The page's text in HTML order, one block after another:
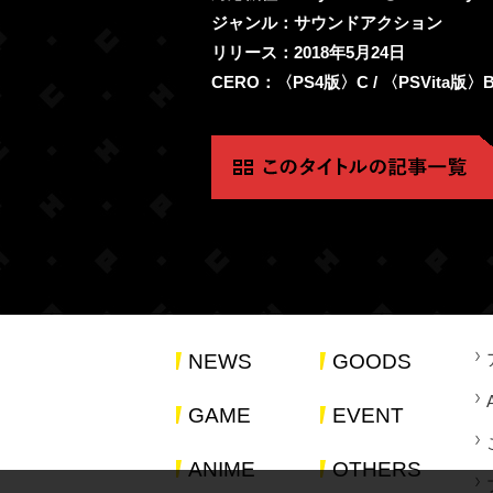
ジャンル：サウンドアクション
リリース：2018年5月24日
CERO：〈PS4版〉C / 〈PSVita版〉
NEWS
GAME
ANIME
GOODS
EVENT
OTHERS